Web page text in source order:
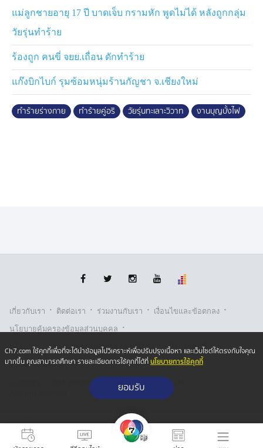
เวทีหมอลำมาแล้ว แต่คิดว่าเรื่องน่าจะจบไปแล้ว แต่ก็ยังไม่
ยอมจบ จนเป็นเหตุให้ทะเลาะกันในครั้งนี้อีก
หลังเกิดเหตุตำรวจได้คุมตัว วัยรุ่นที่ก่อเหตุทั้ง 2 ฝ่าย ไป
สอบสวนที่ สภ.เมืองหนองบัวลำภู ดำเนินคดีตามกฎหมายต่อ
ไป
แม่ลูกชายอายุ 17 ปี บาดเจ็บ กรามหัก พูดไม่ได้ หลังถูกกลุ่ม
วัยรุ่นทำร้าย
ร้องถูก คนขี่ จยย.เถื่อน ดักทำร้าย
แก๊งบิกไบก์ รุมซ้อมหนุ่มร้านกัญชา จ.เชียงใหม่
ทำร้ายร่างกาย ทำร้ายคู่อริ วัยรุ่นทะเลาะวิวาท งานบุญบั้งไฟ
เกี่ยวกับเรา · ติตต่อเรา · ร่วมงานกับเรา · เงื่อนไขและข้อตกลง ·
นโยบายคุ้มครองข้อมูลส่วนบุคคล ·
นโยบายคุ้มครองข้อมูลส่วนบุคคล (ออนไลน์) · นโยบายคุกกี้ ·
รับเรื่องร้องเรียน
Copyright © 2026 Bangkok Broadcasting & T.V. Co.,Ltd.
Ch7.com ใช้คุกกี้เพื่อที่จะได้นำข้อมูลไปวิเคราะห์เพื่อปรับปรุงเนื้อหา และเว็บไซต์ให้ตรงกับใจคุณ
มากขึ้น คุณสามารถศึกษา รายละเอียดการใช้คุกกี้ได้ที่นโยบายการใช้คุกกี้
ยอมรับ